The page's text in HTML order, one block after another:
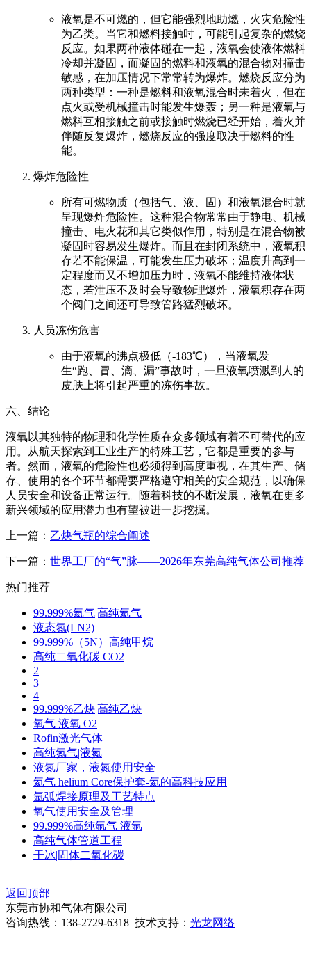
液氧是不可燃的，但它能强烈地助燃，火灾危险性
为乙类。当它和燃料接触时，可能引起复杂的燃烧
反应。如果两种液体碰在一起，液氧会使液体燃料
冷却并凝固，而凝固的燃料和液氧的混合物对撞击
敏感，在加压情况下常常转为爆炸。燃烧反应分为
两种类型：一种是燃料和液氧混合时未着火，但在
点火或受机械撞击时能发生爆轰；另一种是液氧与
燃料互相接触之前或接触时燃烧已经开始，着火并
伴随反复爆炸，燃烧反应的强度取决于燃料的性
能。
爆炸危险性
所有可燃物质（包括气、液、固）和液氧混合时就
呈现爆炸危险性。这种混合物常常由于静电、机械
撞击、电火花和其它类似作用，特别是在混合物被
凝固时容易发生爆炸。而且在封闭系统中，液氧积
存若不能保温，可能发生压力破坏；温度升高到一
定程度而又不增加压力时，液氧不能维持液体状
态，若泄压不及时会导致物理爆炸，液氧积存在两
个阀门之间还可导致管路猛烈破坏。
人员冻伤危害
由于液氧的沸点极低（-183℃），当液氧发
生“跑、冒、滴、漏”事故时，一旦液氧喷溅到人的
皮肤上将引起严重的冻伤事故。
六、结论
液氧以其独特的物理和化学性质在众多领域有着不可替代的应
用。从航天探索到工业生产的特殊工艺，它都是重要的参与
者。然而，液氧的危险性也必须得到高度重视，在其生产、储
存、使用的各个环节都需要严格遵守相关的安全规范，以确保
人员安全和设备正常运行。随着科技的不断发展，液氧在更多
新兴领域的应用潜力也有望被进一步挖掘。
上一篇： 乙炔气瓶的综合阐述
下一篇： 世界工厂的“气”脉——2026年东莞高纯气体公司推荐
热门推荐
99.999%氦气|高纯氦气
液态氮(LN2)
99.999%（5N）高纯甲烷
高纯二氧化碳 CO2
2
3
4
99.999%乙炔|高纯乙炔
氧气 液氧 O2
Rofin激光气体
高纯氮气|液氮
液氮厂家，液氮使用安全
氦气 helium Core保护套-氦的高科技应用
氩弧焊接原理及工艺特点
氧气使用安全及管理
99.999%高纯氩气 液氩
高纯气体管道工程
干冰|固体二氧化碳
返回顶部
东莞市协和气体有限公司
咨询热线：138-2729-6318 技术支持： 光龙网络